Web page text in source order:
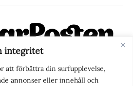
integritet
att förbättra din surfupplevelse,
annonser eller innehåll och
lokalnyhetstidning på nätet. Med
men också med blick för det större
din självklara kanal för nyheter,